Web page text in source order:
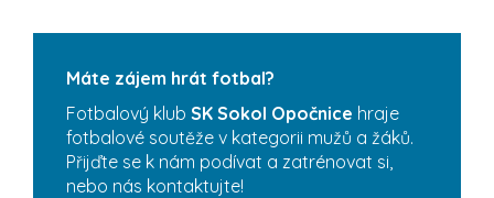
Máte zájem hrát fotbal?
Fotbalový klub SK Sokol Opočnice hraje
fotbalové soutěže v kategorii mužů a žáků.
Přijďte se k nám podívat a zatrénovat si,
nebo nás kontaktujte!